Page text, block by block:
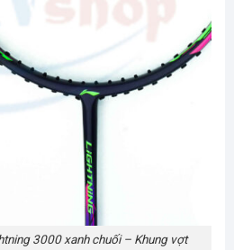
3000 xanh chuối – Khung vợt